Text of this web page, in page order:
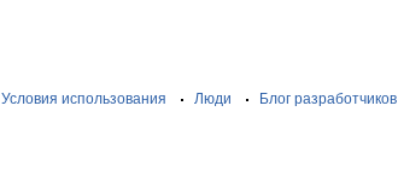
Условия использования Люди Блог разработчиков